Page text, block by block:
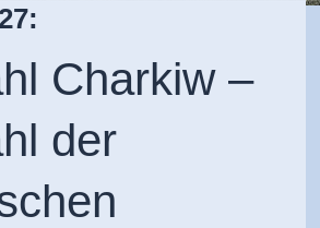
Charkiw –
der